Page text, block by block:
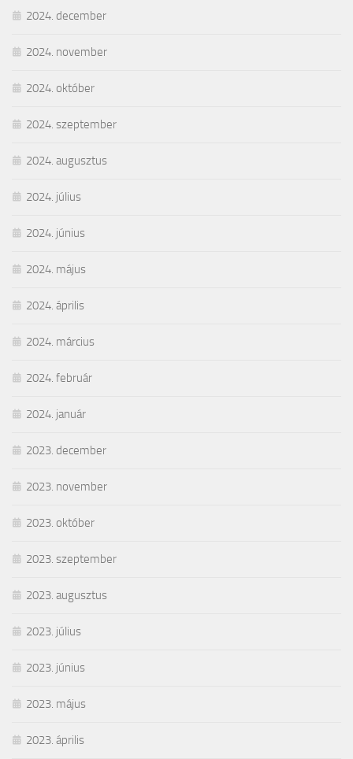
2024. december
2024. november
2024. október
2024. szeptember
2024. augusztus
2024. július
2024. június
2024. május
2024. április
2024. március
2024. február
2024. január
2023. december
2023. november
2023. október
2023. szeptember
2023. augusztus
2023. július
2023. június
2023. május
2023. április